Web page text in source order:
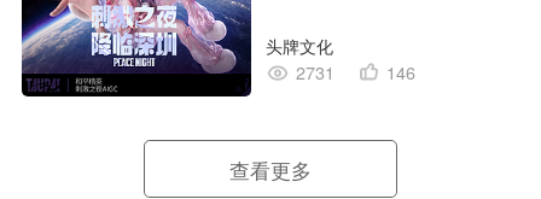
头牌文化
2731
146
查看更多